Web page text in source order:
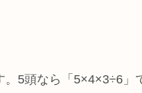
5頭なら「5×4×3÷6」